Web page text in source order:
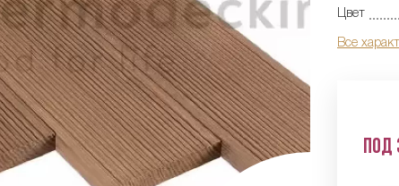
Цвет
Все
Под